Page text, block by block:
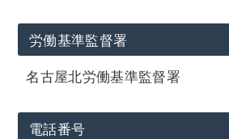
労働基準監督署
名古屋北労働基準監督署
電話番号